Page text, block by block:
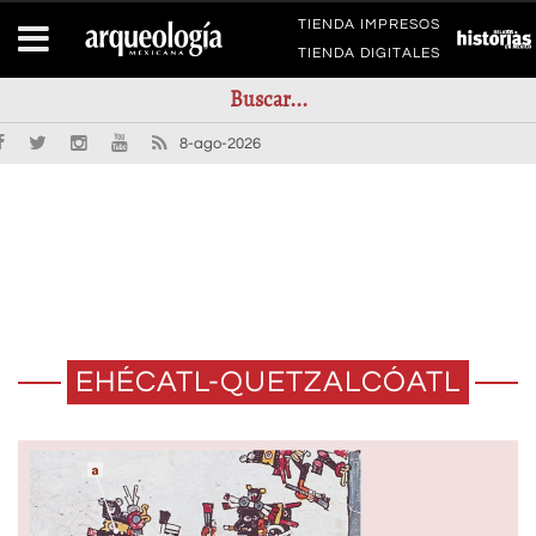
TIENDA IMPRESOS
TIENDA DIGITALES
8-ago-2026
EHÉCATL-QUETZALCÓATL